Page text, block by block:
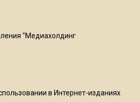
"Медиахолдинг
в Интернет-изданиях